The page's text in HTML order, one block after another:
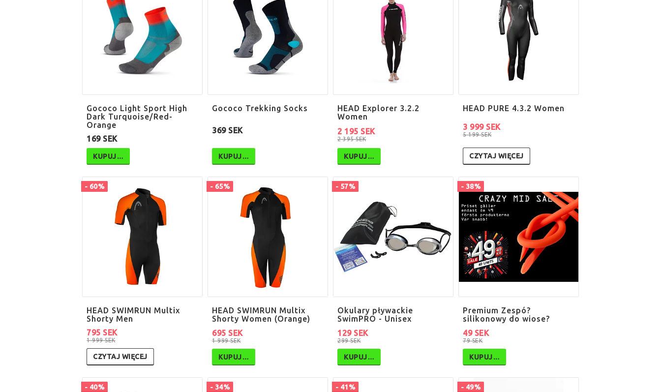
Gococo Light Sport High
Dark Turquoise/Red-
Orange
169 SEK
KUPUJ…
Gococo Trekking Socks
369 SEK
KUPUJ…
HEAD Explorer 3.2.2
Women
2 395 SEK
2 195 SEK
KUPUJ…
HEAD PURE 4.3.2 Women
5 199 SEK
3 999 SEK
CZYTAJ WIĘCEJ
- 60%
HEAD SWIMRUN Multix
Shorty Men
1 999 SEK
795 SEK
CZYTAJ WIĘCEJ
- 65%
HEAD SWIMRUN Multix
Shorty Women (Orange)
1 999 SEK
695 SEK
KUPUJ…
- 57%
Okulary pływackie
SwimPRO - Unisex
299 SEK
129 SEK
KUPUJ…
- 38%
Premium Zespó?
silikonowy do wiose?
79 SEK
49 SEK
KUPUJ…
- 40% - 34% - 41% - 49%